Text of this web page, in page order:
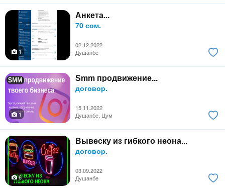
Анкета...
70 сом.
02.12.2022
1
Душанбе
Smm продвижение...
договор.
15.11.2022
1
Душанбе, Цум
Вывеску из гибкого неона...
договор.
03.09.2022
6
Душанбе